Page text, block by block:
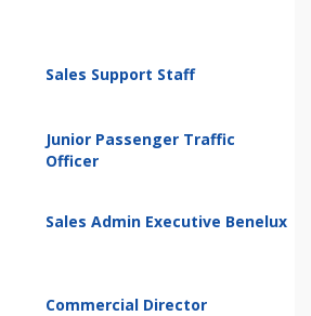
Sales Support Staff
Junior Passenger Traffic
Officer
Sales Admin Executive Benelux
Commercial Director